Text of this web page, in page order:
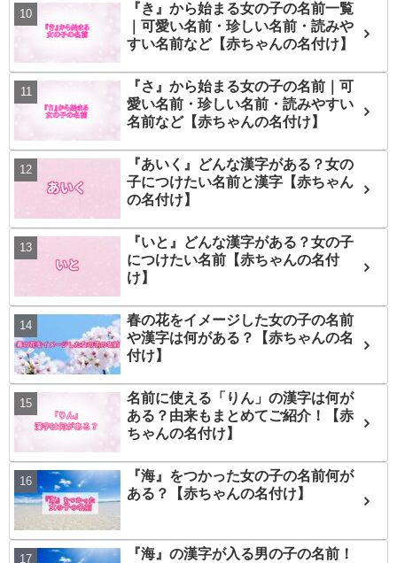
『き』から始まる女の子の名前一覧
｜可愛い名前・珍しい名前・読みや
すい名前など【赤ちゃんの名付け】
『さ』から始まる女の子の名前｜可
愛い名前・珍しい名前・読みやすい
名前など【赤ちゃんの名付け】
『あいく』どんな漢字がある？女の
子につけたい名前と漢字【赤ちゃん
の名付け】
『いと』どんな漢字がある？女の子
につけたい名前【赤ちゃんの名付
け】
春の花をイメージした女の子の名前
や漢字は何がある？【赤ちゃんの名
付け】
名前に使える「りん」の漢字は何が
ある？由来もまとめてご紹介！【赤
ちゃんの名付け】
『海』をつかった女の子の名前何が
ある？【赤ちゃんの名付け】
『海』の漢字が入る男の子の名前！